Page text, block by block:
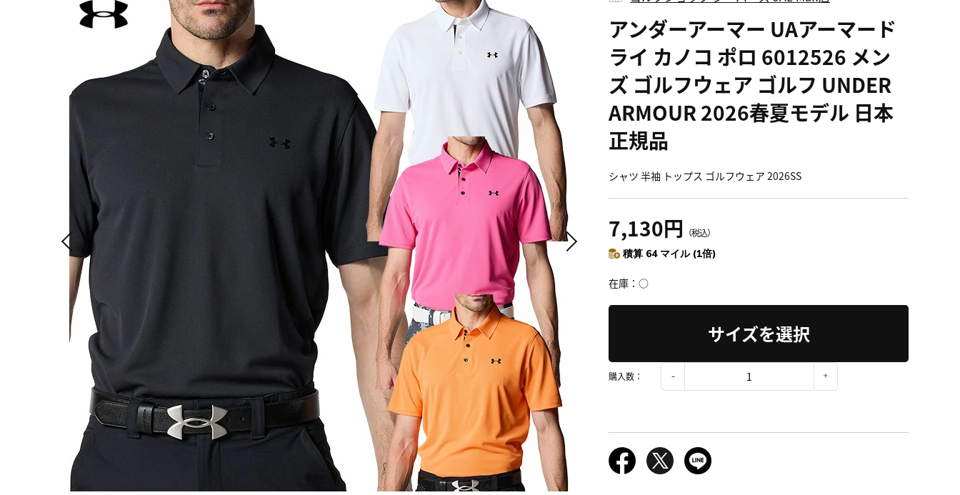
アンダーアーマー UAアーマード
ライ カノコ ポロ 6012526 メン
ズ ゴルフウェア ゴルフ UNDER
ARMOUR 2026春夏モデル 日本
正規品
シャツ 半袖 トップス ゴルフウェア 2026SS
7,130円 （税込）
積算 64 マイル (1倍)
在庫 ○
サイズを選択
購入数：